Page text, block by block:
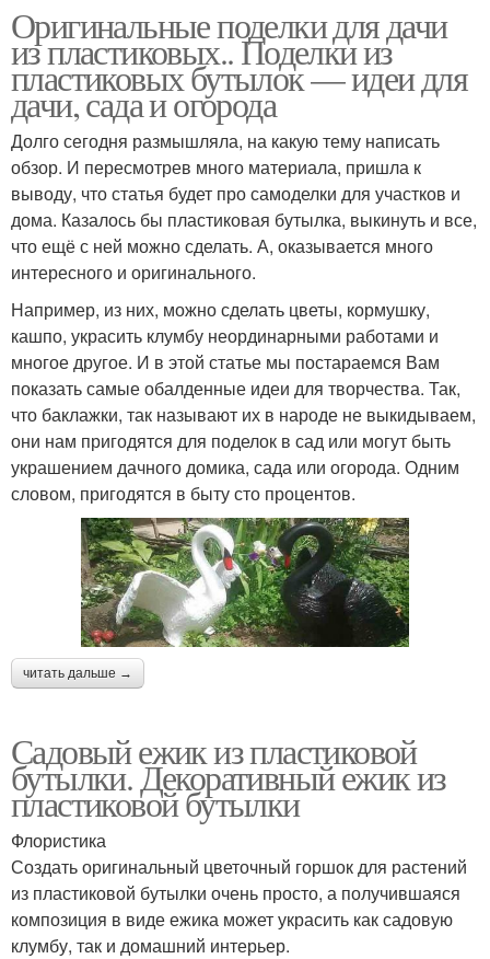
Оригинальные поделки для дачи
из пластиковых.. Поделки из
пластиковых бутылок — идеи для
дачи, сада и огорода
Долго сегодня размышляла, на какую тему написать
обзор. И пересмотрев много материала, пришла к
выводу, что статья будет про самоделки для участков и
дома. Казалось бы пластиковая бутылка, выкинуть и все,
что ещё с ней можно сделать. А, оказывается много
интересного и оригинального.
Например, из них, можно сделать цветы, кормушку,
кашпо, украсить клумбу неординарными работами и
многое другое. И в этой статье мы постараемся Вам
показать самые обалденные идеи для творчества. Так,
что баклажки, так называют их в народе не выкидываем,
они нам пригодятся для поделок в сад или могут быть
украшением дачного домика, сада или огорода. Одним
словом, пригодятся в быту сто процентов.
читать дальше →
Садовый ежик из пластиковой
бутылки. Декоративный ежик из
пластиковой бутылки
Флористика
Создать оригинальный цветочный горшок для растений
из пластиковой бутылки очень просто, а получившаяся
композиция в виде ежика может украсить как садовую
клумбу, так и домашний интерьер.